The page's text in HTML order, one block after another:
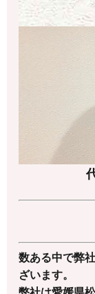
数ある中で弊
ざいます。